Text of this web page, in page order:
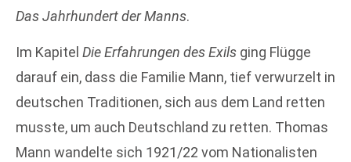
Das Jahrhundert der Manns.
Im Kapitel Die Erfahrungen des Exils ging Flügge
darauf ein, dass die Familie Mann, tief verwurzelt in
deutschen Traditionen, sich aus dem Land retten
musste, um auch Deutschland zu retten. Thomas
Mann wandelte sich 1921/22 vom Nationalisten